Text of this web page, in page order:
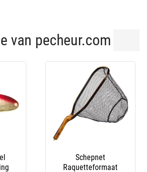
van pecheur.com
Ondulerende Lepel
Tiemco Lightning